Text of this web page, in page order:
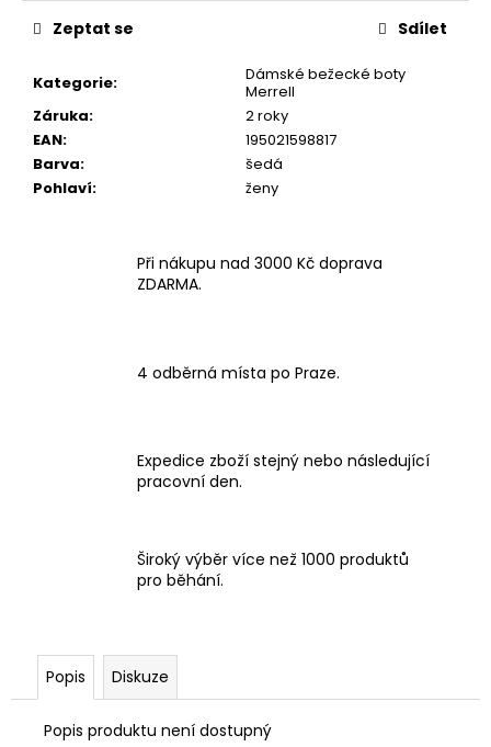
Kategorie:
Dámské bežecké boty
Merrell
Záruka:
2 roky
EAN:
195021598817
Barva:
šedá
Pohlaví: ženy
Zeptat se Sdílet
Při nákupu nad 3000 Kč doprava
ZDARMA.
4 odběrná místa po Praze.
Expedice zboží stejný nebo následující
pracovní den.
Široký výběr více než 1000 produktů
pro běhání.
Popis Diskuze
Popis produktu není dostupný